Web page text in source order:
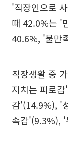
'직장인으로
때 42.0%는 '
40.6%, '불만
직장생활 중
지치는 피로
감'(14.9%), '
속감'(9.3%), '